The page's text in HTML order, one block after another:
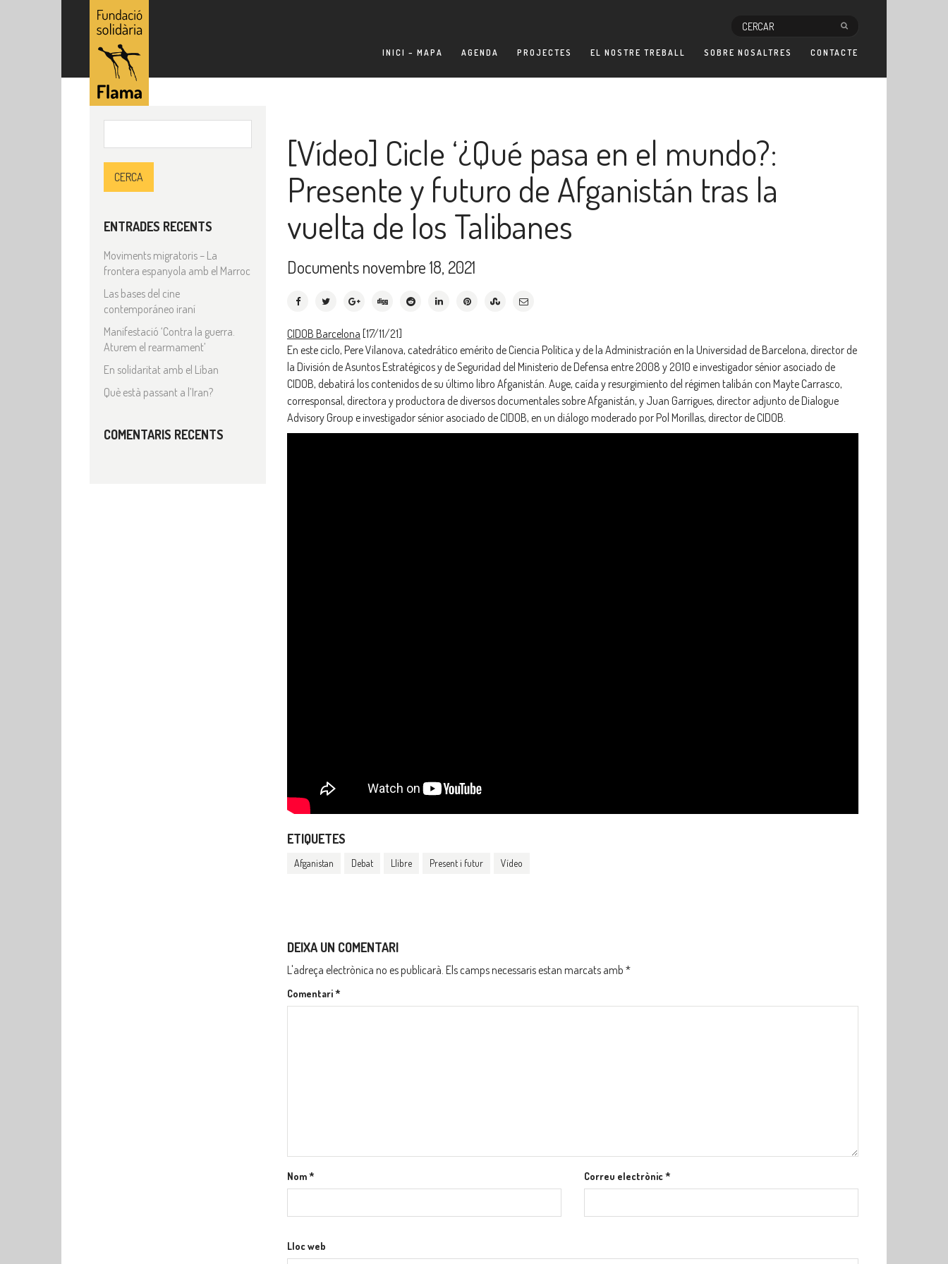
INICI – MAPA AGENDA PROJECTES EL NOSTRE TREBALL SOBRE NOSALTRES CONTACTE
[Vídeo] Cicle ‘¿Qué pasa en el mundo?:
Presente y futuro de Afganistán tras la
vuelta de los Talibanes
Documentsnovembre 18, 2021
CIDOB Barcelona [17/11/21]
En este ciclo, Pere Vilanova, catedrático emérito de Ciencia Política y de la Administración en la Universidad de Barcelona, director de
la División de Asuntos Estratégicos y de Seguridad del Ministerio de Defensa entre 2008 y 2010 e investigador sénior asociado de
CIDOB, debatirá los contenidos de su último libro Afganistán. Auge, caída y resurgimiento del régimen talibán con Mayte Carrasco,
corresponsal, directora y productora de diversos documentales sobre Afganistán, y Juan Garrigues, director adjunto de Dialogue
Advisory Group e investigador sénior asociado de CIDOB, en un diálogo moderado por Pol Morillas, director de CIDOB.
ETIQUETES
Afganistan Debat Llibre Present i futur Vídeo
DEIXA UN COMENTARI
L'adreça electrònica no es publicarà. Els camps necessaris estan marcats amb *
Comentari*
Nom* Correu electrònic*
Lloc web
ENTRADES RECENTS
Moviments migratoris – La
frontera espanyola amb el Marroc
Las bases del cine
contemporáneo iraní
Manifestació ‘Contra la guerra.
Aturem el rearmament’
En solidaritat amb el Líban
Què està passant a l’Iran?
COMENTARIS RECENTS